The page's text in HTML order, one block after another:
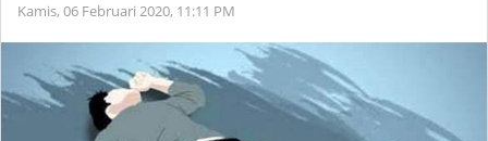
Kamis, 06 Februari 2020, 11:11 PM